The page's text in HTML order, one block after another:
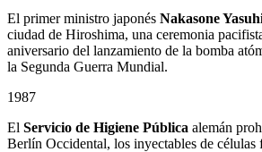
El primer ministro japonés Nakasone
ciudad de Hiroshima, una ceremonia
aniversario del lanzamiento de la bomba
la Segunda Guerra Mundial.
1987
El Servicio de Higiene Pública alemán
Berlín Occidental, los inyectables de células